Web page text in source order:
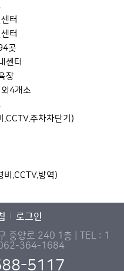
터
터
곳
센터
장
4개소
주차차단기)
.CCTV.방역)
로그인
중앙로 240 1층 | TEL : 1
364-1684
5117